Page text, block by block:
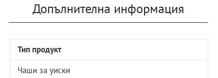
Допълнителна информация
Тип продукт
Чаши за уиски